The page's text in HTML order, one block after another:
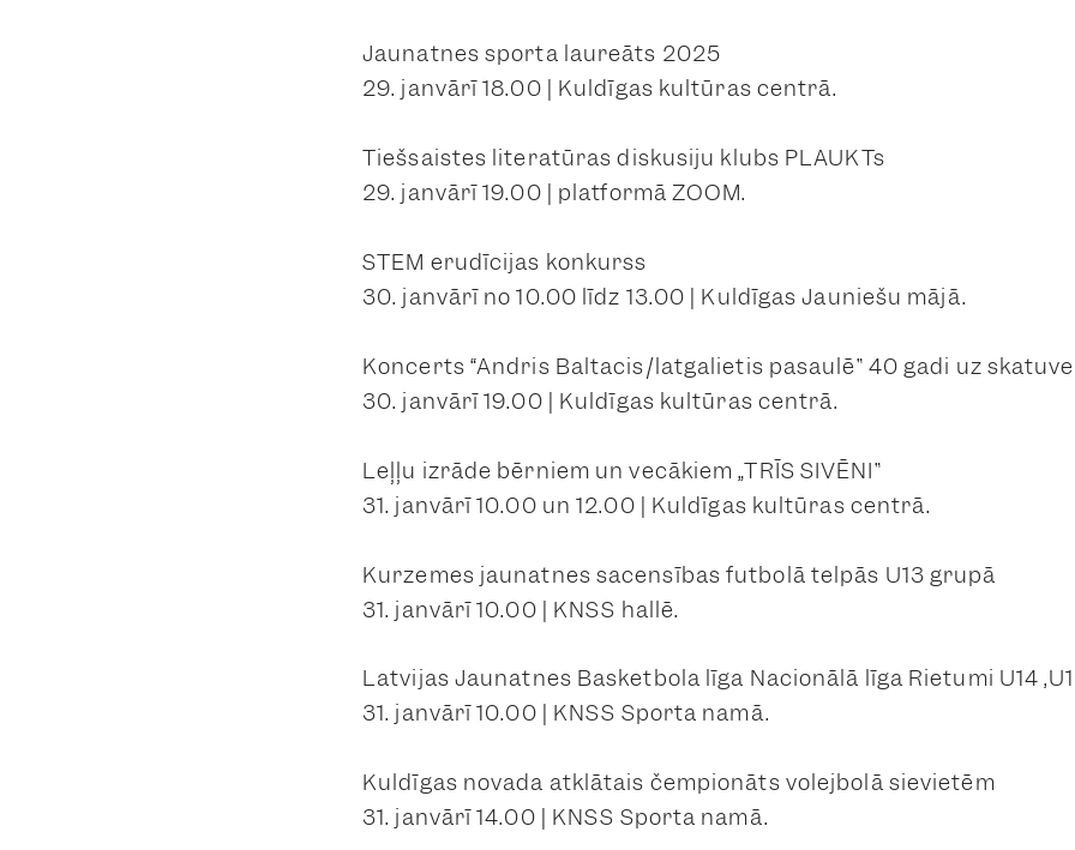
Jaunatnes sporta laureāts 2025
29. janvārī 18.00 | Kuldīgas kultūras centrā.
Tiešsaistes literatūras diskusiju klubs PLAUKTs
29. janvārī 19.00 | platformā ZOOM.
STEM erudīcijas konkurss
30. janvārī no 10.00 līdz 13.00 | Kuldīgas Jauniešu mājā.
Koncerts “Andris Baltacis/latgalietis pasaulē” 40 gadi uz
30. janvārī 19.00 | Kuldīgas kultūras centrā.
Leļļu izrāde bērniem un vecākiem „TRĪS SIVĒNI”
31. janvārī 10.00 un 12.00 | Kuldīgas kultūras centrā.
Kurzemes jaunatnes sacensības futbolā telpās U13 grupā
31. janvārī 10.00 | KNSS hallē.
Latvijas Jaunatnes Basketbola līga Nacionālā līga Rietumi U14
31. janvārī 10.00 | KNSS Sporta namā.
Kuldīgas novada atklātais čempionāts volejbolā sievietēm
31. janvārī 14.00 | KNSS Sporta namā.